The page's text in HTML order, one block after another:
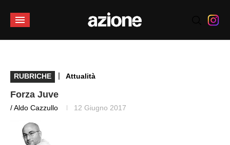
RUBRICHE | Attualità
Forza Juve
/ Aldo Cazzullo 12 Giugno 2017